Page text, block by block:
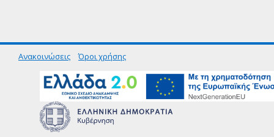
Ανακοινώσεις Όροι χρήσης